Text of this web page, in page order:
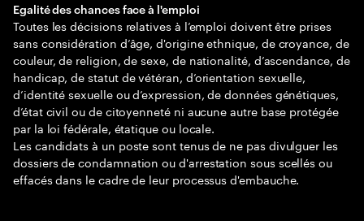
Egalité des chances face à l'emploi
Toutes les décisions relatives à l’emploi doivent être prises
sans considération d’âge, d'origine ethnique, de croyance, de
couleur, de religion, de sexe, de nationalité, d’ascendance, de
handicap, de statut de vétéran, d’orientation sexuelle,
d’identité sexuelle ou d’expression, de données génétiques,
d’état civil ou de citoyenneté ni aucune autre base protégée
par la loi fédérale, étatique ou locale.
Les candidats à un poste sont tenus de ne pas divulguer les
dossiers de condamnation ou d'arrestation sous scellés ou
effacés dans le cadre de leur processus d'embauche.